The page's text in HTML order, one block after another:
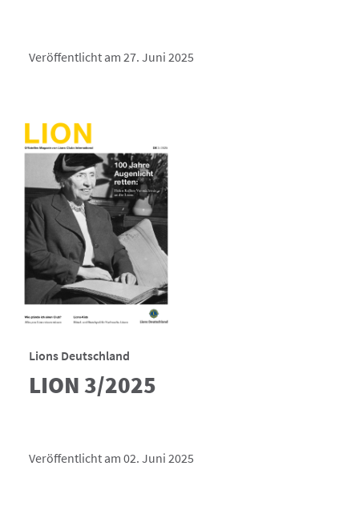
Veröffentlicht am 27. Juni 2025
Lions Deutschland
LION 3/2025
Veröffentlicht am 02. Juni 2025